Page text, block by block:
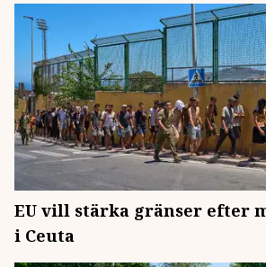
EU vill stärka gränser efter
i Ceuta